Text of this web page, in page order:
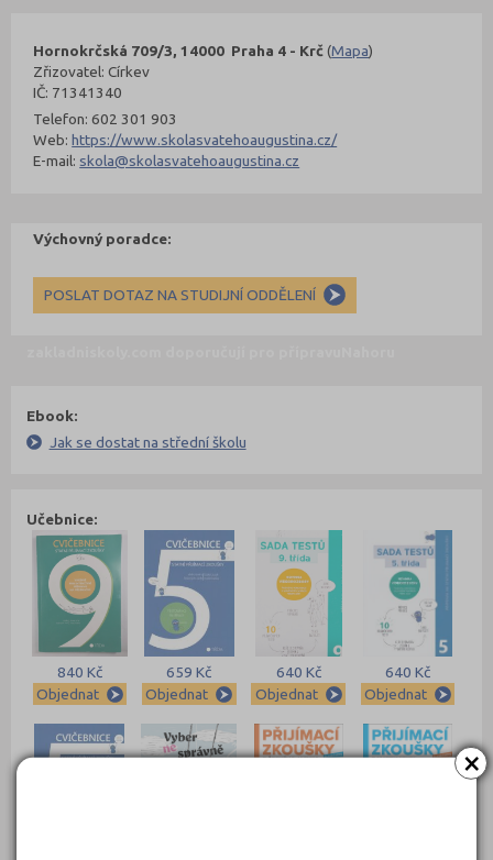
×
Hornokrčská 709/3, 14000 Praha 4 - Krč (Mapa)
Zřizovatel: Církev
IČ: 71341340
Telefon: 602 301 903
Web:https://www.skolasvatehoaugustina.cz/
E-mail: skola@skolasvatehoaugustina.cz
Výchovný poradce:
POSLAT DOTAZ NA STUDIJNÍ ODDĚLENÍ
Ebook:
Jak se dostat na střední školu
Učebnice:
840 Kč
Objednat
659 Kč
Objednat
640 Kč
Objednat
640 Kč
Objednat